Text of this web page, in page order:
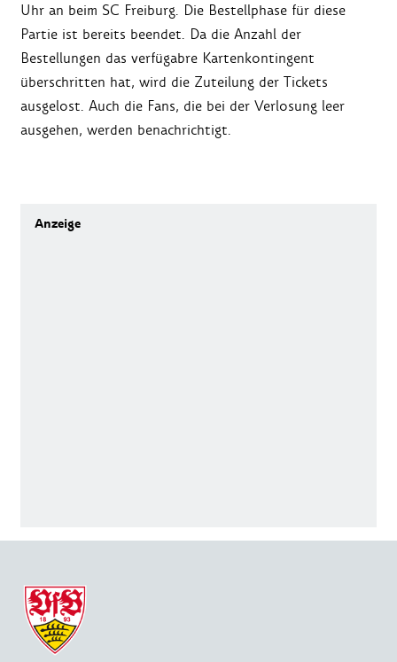
Uhr an beim SC Freiburg. Die Bestellphase für diese
Partie ist bereits beendet. Da die Anzahl der
Bestellungen das verfügabre Kartenkontingent
überschritten hat, wird die Zuteilung der Tickets
ausgelost. Auch die Fans, die bei der Verlosung leer
ausgehen, werden benachrichtigt.